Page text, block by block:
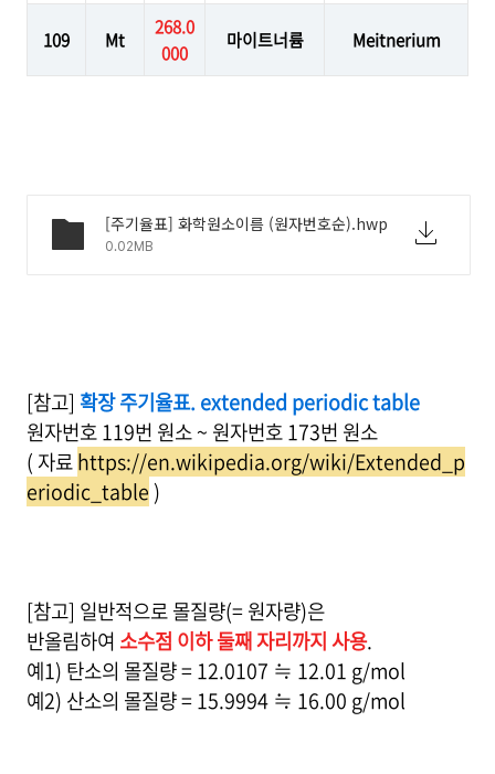
109 Mt
268.0
000
마이트너륨 Meitnerium
[주기율표] 화학원소이름 (원자번호순).hwp
0.02MB
[참고] 확장 주기율표. extended periodic table
원자번호 119번 원소 ~ 원자번호 173번 원소
( 자료https://en.wikipedia.org/wiki/Extended_p
eriodic_table )
[참고] 일반적으로 몰질량(= 원자량)은
반올림하여 소수점 이하 둘째 자리까지 사용.
예1) 탄소의 몰질량 = 12.0107 ≒ 12.01 g/mol
예2) 산소의 몰질량 = 15.9994 ≒ 16.00 g/mol